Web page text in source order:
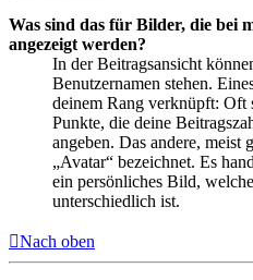
Was sind das für Bilder, die bei
angezeigt werden?
In der Beitragsansicht
Benutzernamen stehen.
deinem Rang verknüpft: Oft
Punkte, die deine
angeben. Das andere,
„Avatar“ bezeichnet. Es
ein persönliches Bild,
unterschiedlich ist.
Nach oben